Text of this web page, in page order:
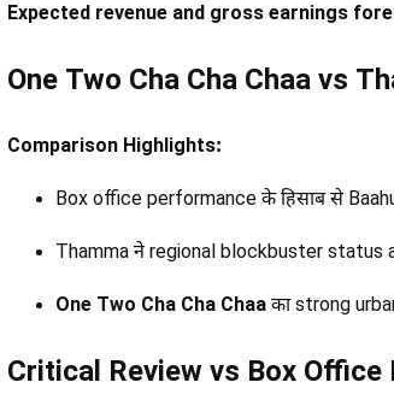
Expected revenue and gross earnings
One Two Cha Cha Chaa vs
Comparison Highlights:
Box office performance के हिसाब से
Thamma ने regional blockbuster status
One Two Cha Cha Chaaका strong
Critical Review vs Box